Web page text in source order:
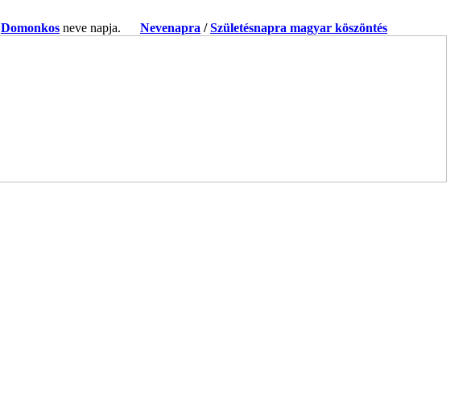
Domonkos neve napja. Nevenapra /Születésnapra magyar köszöntés